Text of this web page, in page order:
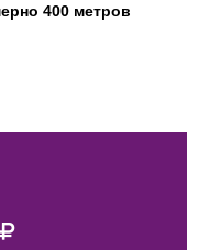
400 метров